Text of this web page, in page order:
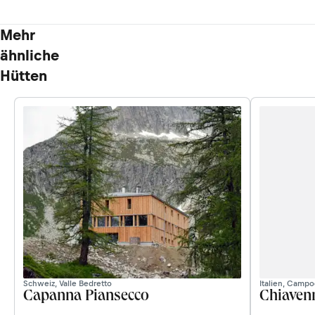
Mehr
ähnliche
Hütten
Schweiz, Valle Bedretto
Capanna Piansecco
Italien,